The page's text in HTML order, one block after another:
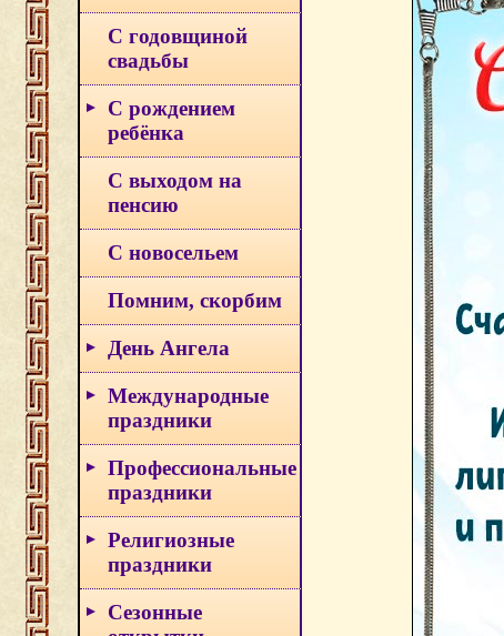
С годовщиной
свадьбы
С рождением
ребёнка
С выходом на
пенсию
С новосельем
Помним, скорбим
День Ангела
Международные
праздники
Профессиональные
праздники
Религиозные
праздники
Сезонные